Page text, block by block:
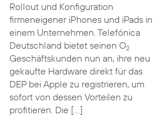
Rollout und Konfiguration
firmeneigener iPhones und iPads in
einem Unternehmen. Telefónica
Deutschland bietet seinen O2
Geschäftskunden nun an, ihre neu
gekaufte Hardware direkt für das
DEP bei Apple zu registrieren, um
sofort von dessen Vorteilen zu
profitieren. Die […]